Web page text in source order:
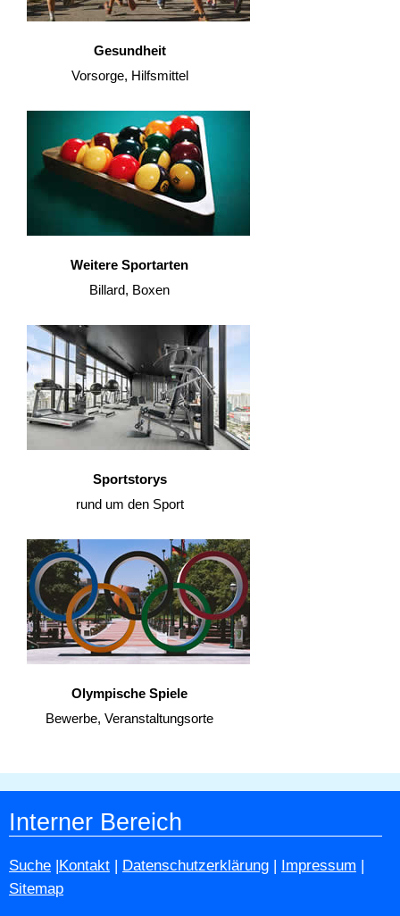
Gesundheit
Vorsorge, Hilfsmittel
Weitere Sportarten
Billard, Boxen
Sportstorys
rund um den Sport
Olympische Spiele
Bewerbe, Veranstaltungsorte
Interner Bereich
Suche |Kontakt | Datenschutzerklärung | Impressum |
Sitemap